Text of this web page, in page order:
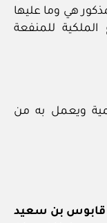
هي وما عليها
للمنفعة
ويعمل به من
قابوس بن سعيد